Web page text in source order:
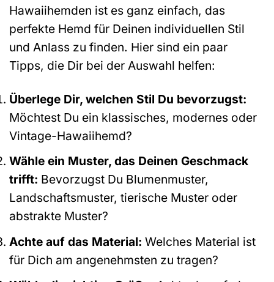
Hawaiihemden ist es ganz einfach, das
perfekte Hemd für Deinen individuellen Stil
und Anlass zu finden. Hier sind ein paar
Tipps, die Dir bei der Auswahl helfen:
Überlege Dir, welchen Stil Du bevorzugst:
Möchtest Du ein klassisches, modernes oder
Vintage-Hawaiihemd?
Wähle ein Muster, das Deinen Geschmack
trifft: Bevorzugst Du Blumenmuster,
Landschaftsmuster, tierische Muster oder
abstrakte Muster?
Achte auf das Material: Welches Material ist
für Dich am angenehmsten zu tragen?